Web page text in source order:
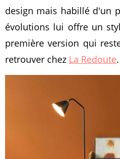
design mais habillé d'un
évolutions lui offre un
première version qui
retrouver chez La Redoute.